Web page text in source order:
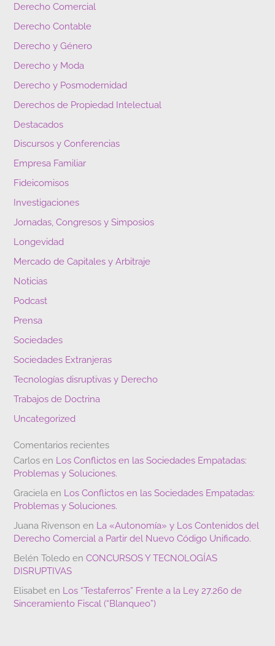
Derecho Comercial
Derecho Contable
Derecho y Género
Derecho y Moda
Derecho y Posmodernidad
Derechos de Propiedad Intelectual
Destacados
Discursos y Conferencias
Empresa Familiar
Fideicomisos
Investigaciones
Jornadas, Congresos y Simposios
Longevidad
Mercado de Capitales y Arbitraje
Noticias
Podcast
Prensa
Sociedades
Sociedades Extranjeras
Tecnologías disruptivas y Derecho
Trabajos de Doctrina
Uncategorized
Comentarios recientes
Carlos en Los Conflictos en las Sociedades Empatadas:
Problemas y Soluciones.
Graciela en Los Conflictos en las Sociedades Empatadas:
Problemas y Soluciones.
Juana Rivenson en La «Autonomía» y Los Contenidos del
Derecho Comercial a Partir del Nuevo Código Unificado.
Belén Toledo enCONCURSOS Y TECNOLOGÍAS
DISRUPTIVAS
Elisabet en Los “Testaferros” Frente a la Ley 27.260 de
Sinceramiento Fiscal (“Blanqueo”)